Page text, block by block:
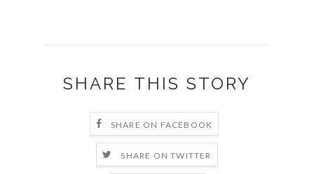
SHARE THIS STORY
SHARE ON FACEBOOK
SHARE ON TWITTER